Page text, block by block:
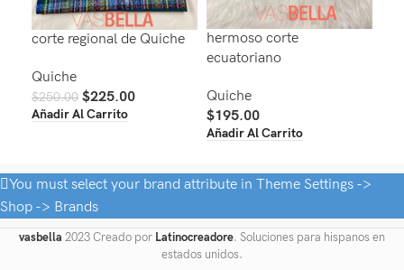
corte regional de Quiche
Quiche
$250.00 $225.00
Añadir Al Carrito
hermoso corte
ecuatoriano
Quiche
$195.00
Añadir Al Carrito
You must select your brand attribute in Theme Settings ->
Shop -> Brands
vasbella 2023 Creado por Latinocreadore. Soluciones para hispanos en
estados unidos.